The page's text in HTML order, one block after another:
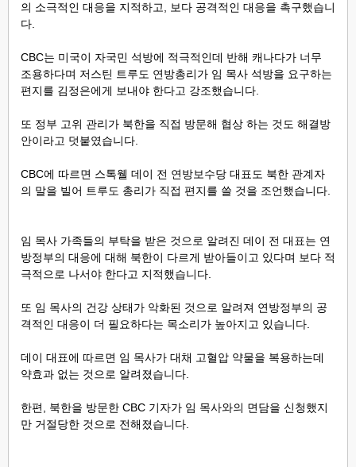
의 소극적인 대응을 지적하고, 보다 공격적인 대응을 촉구했습니
다.
CBC는 미국이 자국민 석방에 적극적인데 반해 캐나다가 너무
조용하다며 저스틴 트루도 연방총리가 임 목사 석방을 요구하는
편지를 김정은에게 보내야 한다고 강조했습니다.
또 정부 고위 관리가 북한을 직접 방문해 협상 하는 것도 해결방
안이라고 덧붙였습니다.
CBC에 따르면 스톡웰 데이 전 연방보수당 대표도 북한 관계자
의 말을 빌어 트루도 총리가 직접 편지를 쓸 것을 조언했습니다.
임 목사 가족들의 부탁을 받은 것으로 알려진 데이 전 대표는 연
방정부의 대응에 대해 북한이 다르게 받아들이고 있다며 보다 적
극적으로 나서야 한다고 지적했습니다.
또 임 목사의 건강 상태가 악화된 것으로 알려져 연방정부의 공
격적인 대응이 더 필요하다는 목소리가 높아지고 있습니다.
데이 대표에 따르면 임 목사가 대채 고혈압 약물을 복용하는데
약효과 없는 것으로 알려졌습니다.
한편, 북한을 방문한 CBC 기자가 임 목사와의 면담을 신청했지
만 거절당한 것으로 전해졌습니다.